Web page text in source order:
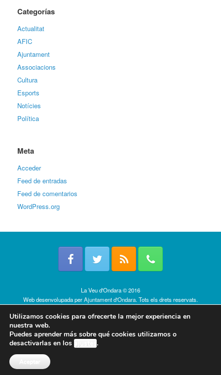
Categorías
Actualitat
AFIC
Ajuntament
Associacions
Cultura
Esports
Notícies
Política
Meta
Acceder
Feed de entradas
Feed de comentarios
WordPress.org
La Veu d'Ondara © 2016
Web desenvolupada perAjuntament d'Ondara. Tots els drets reservats.
Utilizamos cookies para ofrecerte la mejor experiencia en
nuestra web.
Puedes aprender más sobre qué cookies utilizamos o
desactivarlas en los ajustes.